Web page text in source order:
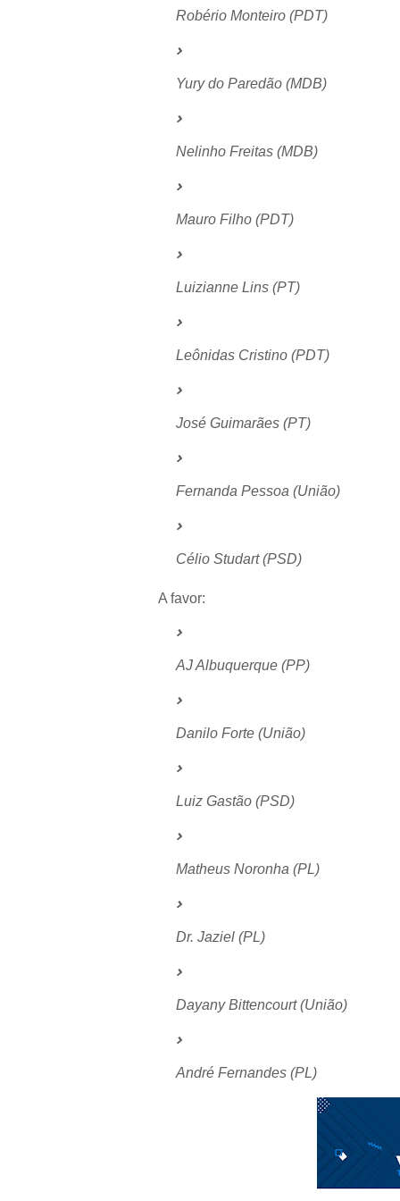
Robério Monteiro (PDT)
Yury do Paredão (MDB)
Nelinho Freitas (MDB)
Mauro Filho (PDT)
Luizianne Lins (PT)
Leônidas Cristino (PDT)
José Guimarães (PT)
Fernanda Pessoa (União)
Célio Studart (PSD)
A favor:
AJ Albuquerque (PP)
Danilo Forte (União)
Luiz Gastão (PSD)
Matheus Noronha (PL)
Dr. Jaziel (PL)
Dayany Bittencourt (União)
André Fernandes (PL)